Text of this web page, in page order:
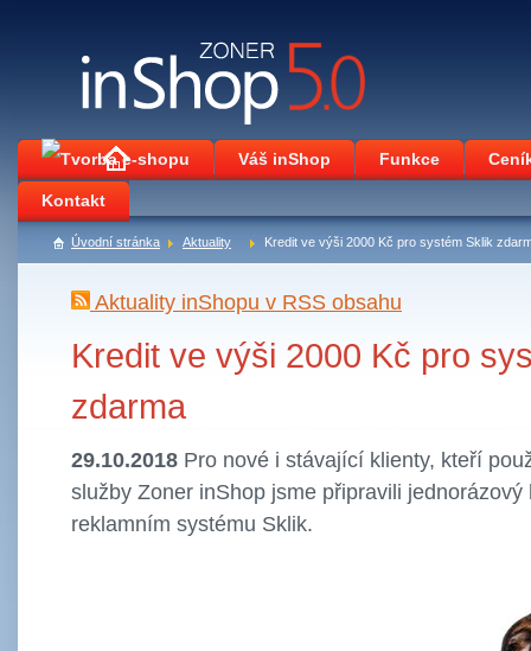
Váš inShop Funkce
Kontakt
Úvodní stránka Aktuality Kredit ve výši 2000 Kč pro systém Sklik
Aktuality inShopu v RSS obsahu
Kredit ve výši 2000 Kč pro
zdarma
29.10.2018 Pro nové i stávající klienty, kteří
služby Zoner inShop jsme připravili jednorázový
reklamním systému Sklik.